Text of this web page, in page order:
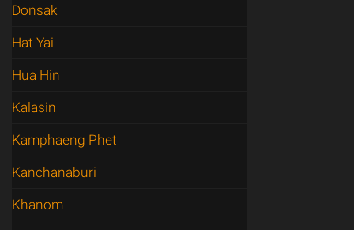
Donsak
Hat Yai
Hua Hin
Kalasin
Kamphaeng Phet
Kanchanaburi
Khanom